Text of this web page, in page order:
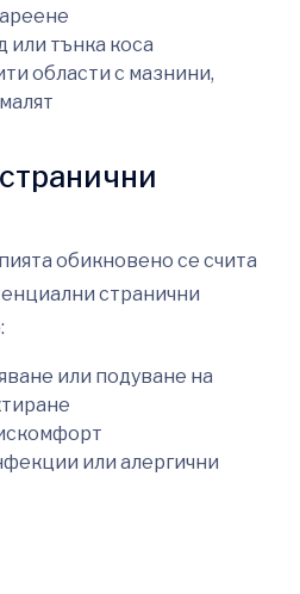
или тънка коса
области с мазнини,
обикновено се счита
странични
или подуване на
или алергични